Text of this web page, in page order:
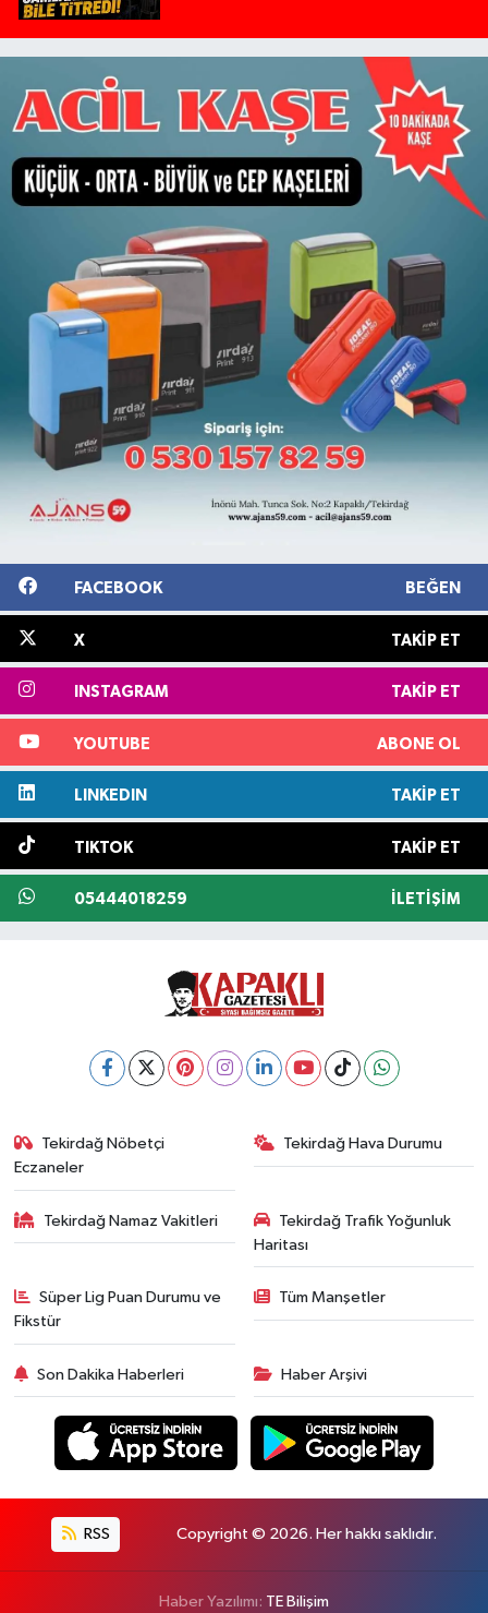
FACEBOOK BEĞEN
X TAKIP ET
INSTAGRAM TAKIP ET
YOUTUBE ABONE OL
LINKEDIN TAKIP ET
TIKTOK TAKIP ET
05444018259 İLETIŞIM
Tekirdağ Nöbetçi
Eczaneler
Tekirdağ Hava Durumu
Tekirdağ Namaz Vakitleri
Tekirdağ Trafik Yoğunluk
Haritası
Süper Lig Puan Durumu ve
Fikstür
Tüm Manşetler
Son Dakika Haberleri Haber Arşivi
RSS Copyright © 2026. Her hakkı saklıdır.
Haber Yazılımı: TE Bilişim